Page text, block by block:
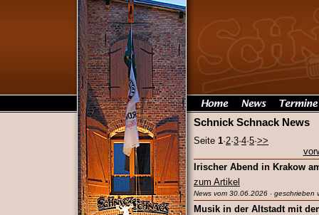
Schnick Schnack News
Seite 1·2·3·4·5·>>
Irischer Abend in Krakow
zum Artikel
News vom 30.06.2026 · geschrieben
Musik in der Altstadt mit